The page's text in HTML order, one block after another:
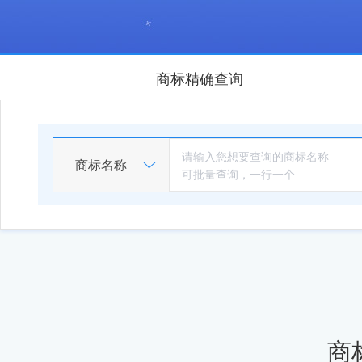
商标精确查询
商标名称
商